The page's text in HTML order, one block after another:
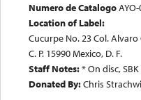
Numero de Catalogo
Location of Label:
Cucurpe No. 23 Col.
C. P. 15990 Mexico, D. F.
Staff Notes:* On disc,
Donated By:Chris